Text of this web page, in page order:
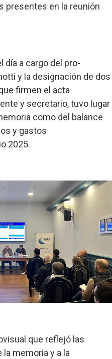
presentes en la reunión
día a cargo del pro-
y la designación de dos
firmen el acta
y secretario, tuvo lugar
como del balance
y gastos
2025.
que reflejó las
memoria y a la